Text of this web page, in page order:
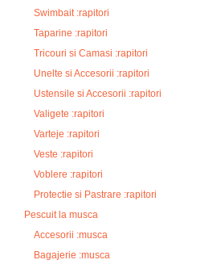
Swimbait :rapitori
Taparine :rapitori
Tricouri si Camasi :rapitori
Unelte si Accesorii :rapitori
Ustensile si Accesorii :rapitori
Valigete :rapitori
Varteje :rapitori
Veste :rapitori
Voblere :rapitori
Protectie si Pastrare :rapitori
Pescuit la musca
Accesorii :musca
Bagajerie :musca